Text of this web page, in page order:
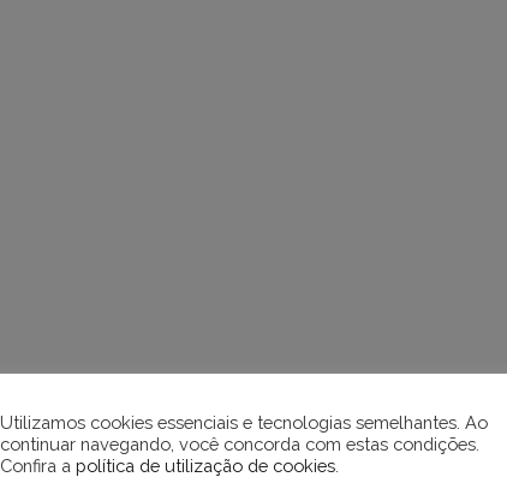
Utilizamos cookies essenciais e tecnologias semelhantes. Ao
continuar navegando, você concorda com estas condições.
Confira a política de utilização de cookies